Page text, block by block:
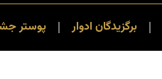
برگزیدگان ادوار پوستر